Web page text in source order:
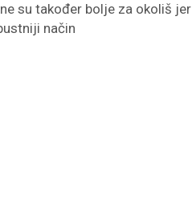
su također bolje za okoliš jer
način